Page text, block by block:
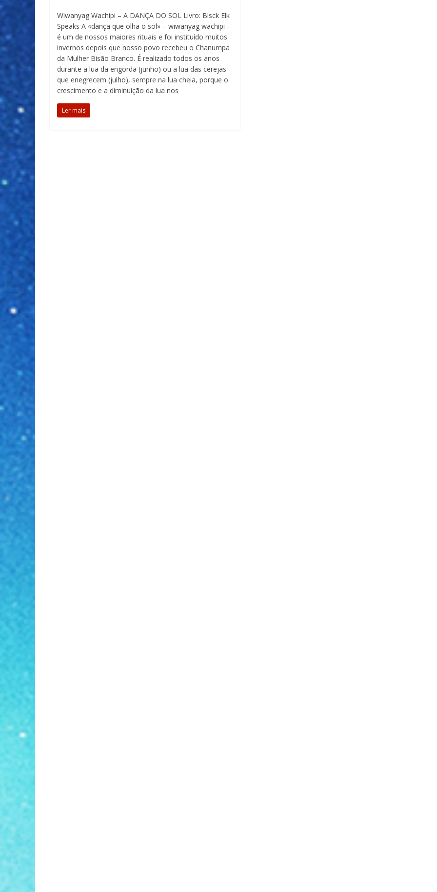
Wiwanyag Wachipi – A DANÇA DO SOL Livro: Blsck Elk
Speaks A «dança que olha o sol» – wiwanyag wachipi –
é um de nossos maiores rituais e foi instituído muitos
invernos depois que nosso povo recebeu o Chanumpa
da Mulher Bisão Branco. É realizado todos os anos
durante a lua da engorda (junho) ou a lua das cerejas
que enegrecem (julho), sempre na lua cheia, porque o
crescimento e a diminuição da lua nos
Ler mais